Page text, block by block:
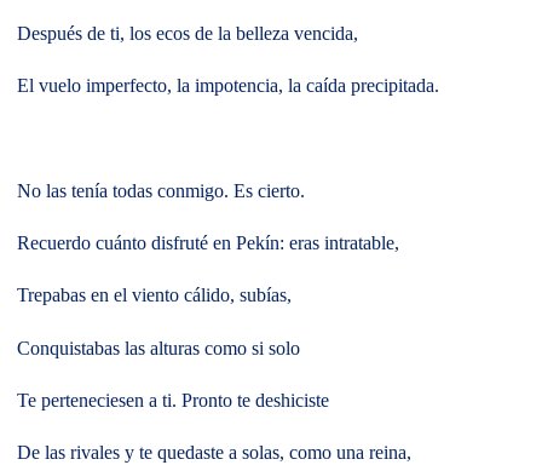
Después de ti, los ecos de la belleza vencida,
El vuelo imperfecto, la impotencia, la caída precipitada.
No las tenía todas conmigo. Es cierto.
Recuerdo cuánto disfruté en Pekín: eras intratable,
Trepabas en el viento cálido, subías,
Conquistabas las alturas como si solo
Te perteneciesen a ti. Pronto te deshiciste
De las rivales y te quedaste a solas, como una reina,